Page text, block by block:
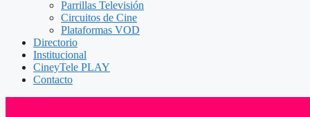
Parrillas Televisión
Circuitos de Cine
Plataformas VOD
Directorio
Institucional
CineyTele PLAY
Contacto